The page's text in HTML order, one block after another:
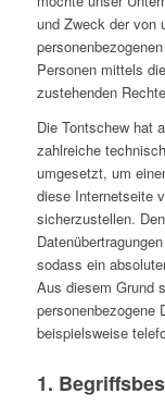
und Zweck der von
Personen mittels
zustehenden
Die Tontschew hat
zahlreiche
umgesetzt, um
diese Internetseite
sicherzustellen.
sodass ein
Aus diesem Grund
personenbezogene
beispielsweise
1.